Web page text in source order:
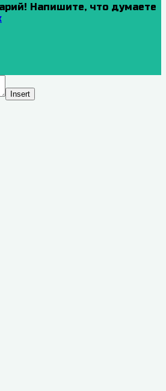
Напишите, что думаете
Insert